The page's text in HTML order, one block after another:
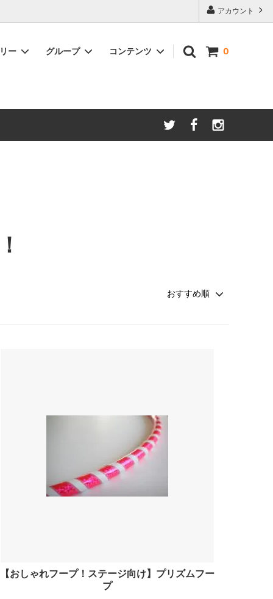
アカウント
0
ー グループ コンテンツ
【おしゃれフープ！ステージ向け】プリズムフー
プ